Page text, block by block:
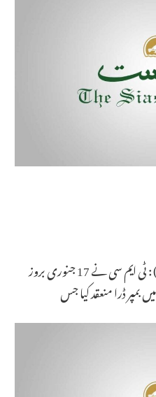
حیدرآباد ۔ 18 ۔ جنوری : ( پریس نوٹ) : ٹی ایم سی نے 17 جنوری بروز
بمپر ڈرا منعقد کیا جس